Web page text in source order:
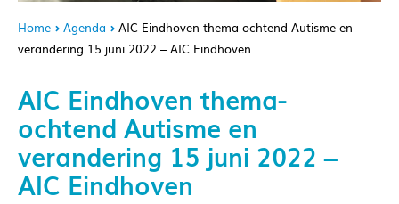
Home Agenda
AIC Eindhoven thema-ochtend Autisme en
verandering 15 juni 2022 – AIC Eindhoven
AIC Eindhoven thema-
ochtend Autisme en
verandering 15 juni 2022 –
AIC Eindhoven